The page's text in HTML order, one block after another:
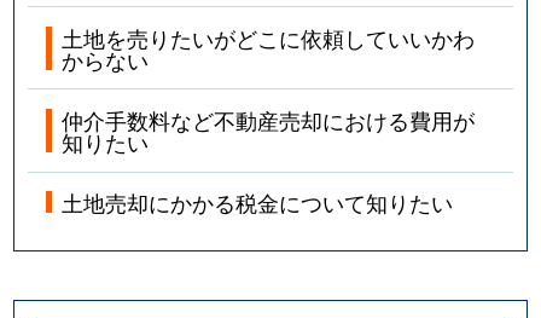
土地を売りたいがどこに依頼していいかわ
からない
仲介手数料など不動産売却における費用が
知りたい
土地売却にかかる税金について知りたい